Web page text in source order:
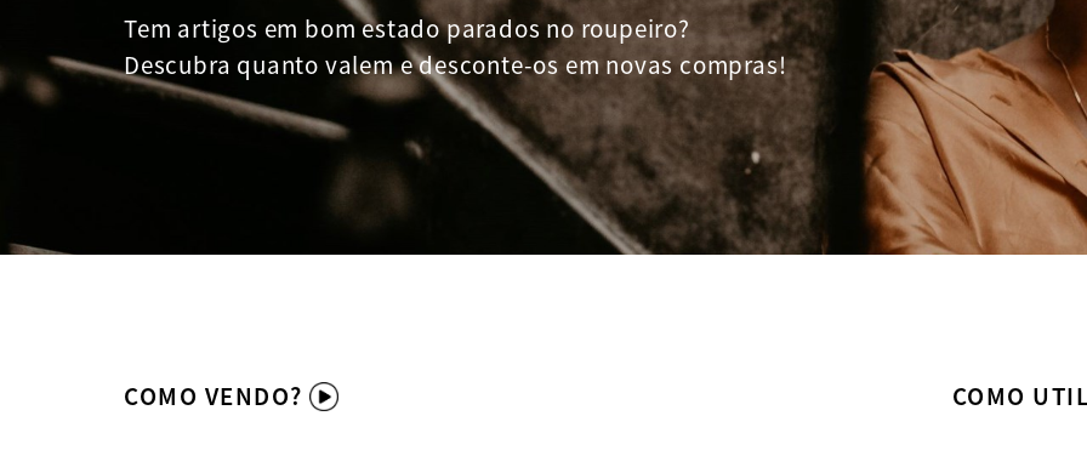
Tem artigos em bom estado parados no roupeiro?
Descubra quanto valem e desconte-os em novas compras!
COMO VENDO? COMO